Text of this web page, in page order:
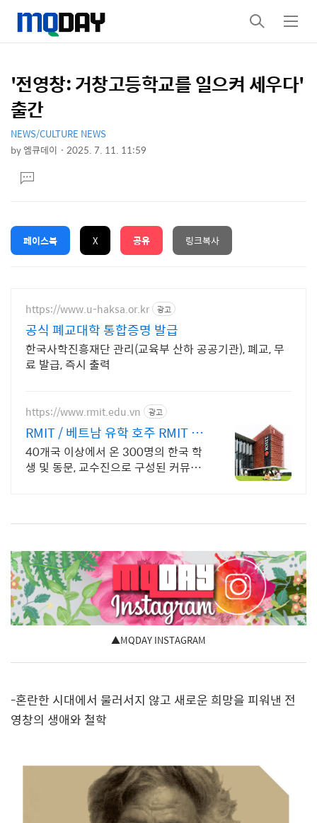
검
색
메
뉴
상
세
컨
텐
본
문
제
목
'전영창: 거창고등학교를 일으켜 세우다'
출간
NEWS/CULTURE NEWS
by엠큐데이 2025. 7. 11. 11:59
본
댓
기
페이스북 X 공유 링크복사
https://www.u-haksa.or.kr 광고
공식 폐교대학 통합증명 발급
한국사학진흥재단 관리(교육부 산하 공공기관), 폐교, 무
료 발급, 즉시 출력
https://www.rmit.edu.vn 광고
RMIT / 베트남 유학 호주 RMIT 대
학 졸업장
40개국 이상에서 온 300명의 한국 학
생 및 동문, 교수진으로 구성된 커뮤니
▲MQDAY INSTAGRAM
-혼란한 시대에서 물러서지 않고 새로운 희망을 피워낸 전
영창의 생애와 철학